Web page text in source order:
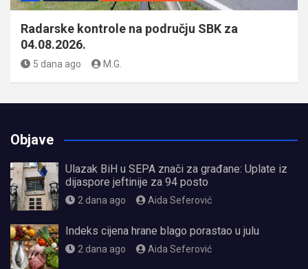
Radarske kontrole na području SBK za
04.08.2026.
5 dana ago M.G.
Objave
Ulazak BiH u SEPA znači za građane: Uplate iz
dijaspore jeftinije za 94 posto
2 dana ago Aida Seferović
Indeks cijena hrane blago porastao u julu
2 dana ago Aida Seferović